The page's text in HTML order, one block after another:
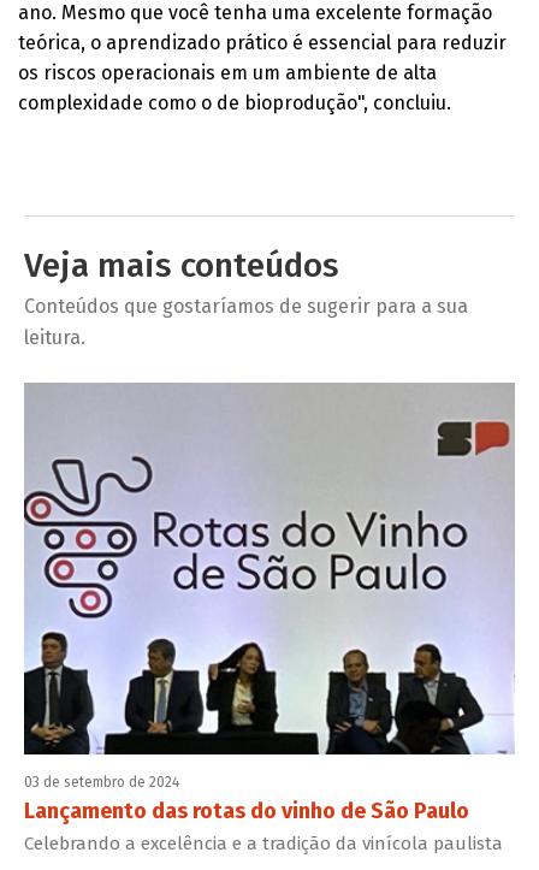
ano. Mesmo que você tenha uma excelente formação
teórica, o aprendizado prático é essencial para reduzir
os riscos operacionais em um ambiente de alta
complexidade como o de bioprodução", concluiu.
Veja mais conteúdos
Conteúdos que gostaríamos de sugerir para a sua
leitura.
03 de setembro de 2024
Lançamento das rotas do vinho de São Paulo
Celebrando a excelência e a tradição da vinícola paulista